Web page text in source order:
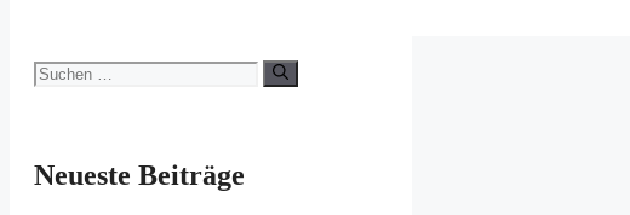
Suchen
nach:
Neueste Beiträge